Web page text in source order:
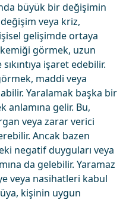
büyük bir değişimin
veya kriz,
gelişimde ortaya
kemiği görmek, uzun
işaret edebilir.
maddi veya
Yaralamak başka bir
anlamına gelir. Bu,
veya zarar verici
Ancak bazen
negatif duyguları veya
da gelebilir. Yaramaz
veya nasihatleri kabul
kişinin uygun